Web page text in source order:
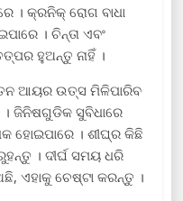
। କ୍ରନିକ୍ ରୋଗ ବାଧା
। ଚିନ୍ତା ଏବଂ
ହୁଅନ୍ତୁ ନାହିଁ ।
ଆୟର ଉତ୍ସ ମିଳିପାରିବ
। ଜିନିଷଗୁଡିକ ସୁବିଧାରେ
ହୋଇପାରେ । ଶୀଘ୍ର କିଛି
। ଦୀର୍ଘ ସମୟ ଧରି
ଏହାକୁ ଚେଷ୍ଟା କରନ୍ତୁ ।